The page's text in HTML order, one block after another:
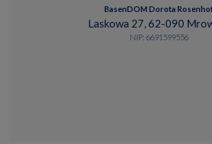
BasenDOM Dorota
Laskowa 27, 62-090
NIP: 6691599556